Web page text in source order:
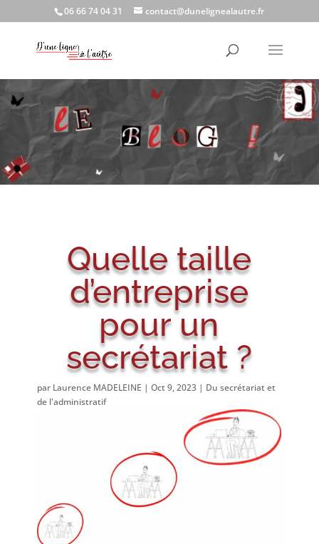
06 66 74 04 31 contact@dunelignealautre.fr
Quelle taille
d’entreprise
pour un
secrétariat ?
par Laurence MADELEINE | Oct 9, 2023| Du secrétariat et
de l'administratif